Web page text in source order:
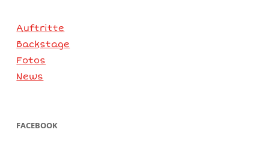
Auftritte
Backstage
Fotos
News
FACEBOOK